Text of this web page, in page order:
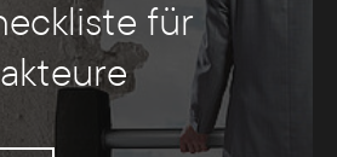
für